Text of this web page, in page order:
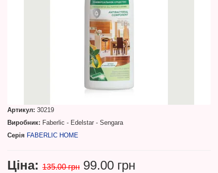
Артикул: 30219
Виробник: Faberlic - Edelstar - Sengara
Серія FABERLIC HOME
Ціна: 135.00 грн 99.00 грн